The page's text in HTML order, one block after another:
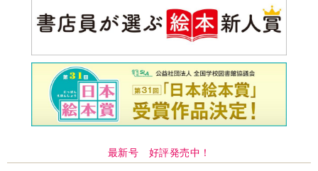
最新号 好評発売中！